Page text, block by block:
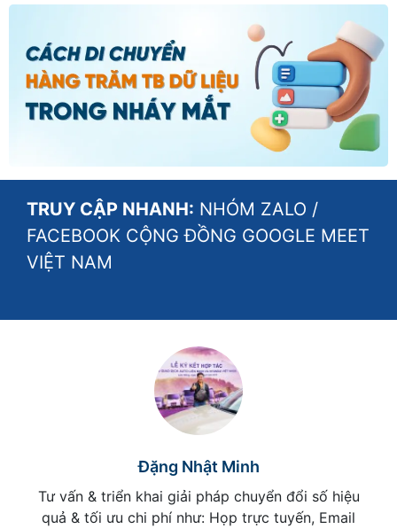
TRUY CẬP NHANH: NHÓM ZALO /
FACEBOOK CỘNG ĐỒNG GOOGLE MEET
VIỆT NAM
Đặng Nhật Minh
Tư vấn & triển khai giải pháp chuyển đổi số hiệu
quả & tối ưu chi phí như: Họp trực tuyến, Email